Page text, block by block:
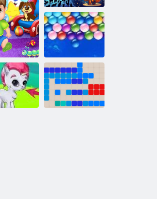
Dzīvnieku
atrašana
burbuļi